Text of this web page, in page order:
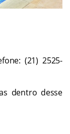
(21) 2525-
dentro desse